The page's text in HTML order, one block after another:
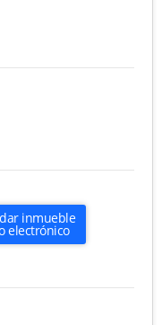
inmueble
electrónico